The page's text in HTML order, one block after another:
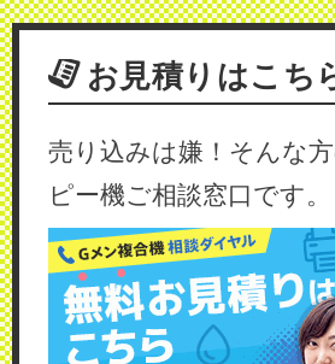
お見積りはこち
売り込みは嫌！そんな
ピー機ご相談窓口です。